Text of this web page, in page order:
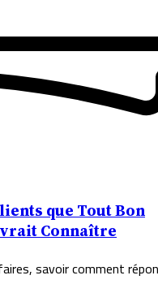
que Tout Bon
Connaître
savoir comment